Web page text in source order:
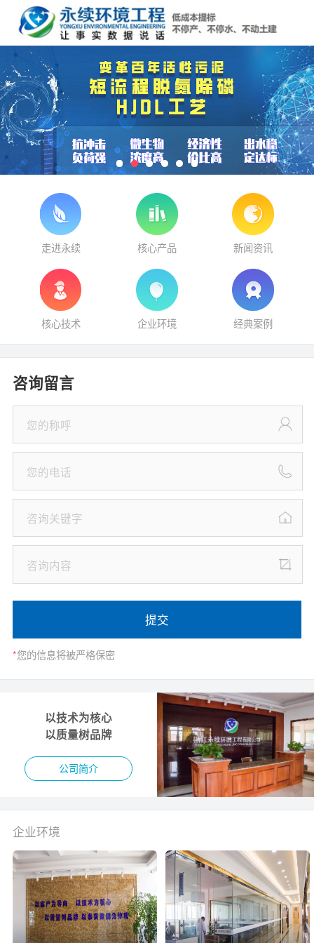
走进永续 核心产品 新闻资讯
核心技术 企业环境 经典案例
咨询留言
*您的信息将被严格保密
以技术为核心
以质量树品牌
公司简介
企业环境